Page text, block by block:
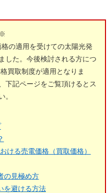
の適用を受けての太陽光発
した。今後検討される方につ
買取制度が適用となりま
下記ページをご覧頂けるとス
。
ける売電価格（買取価格）
の見極め方
を避ける方法